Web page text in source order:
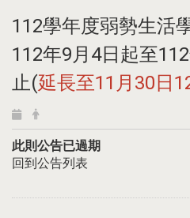
112學年度弱勢生活
112年9月4日起至
止(延長至11月30日
此則公告已過期
回到公告列表